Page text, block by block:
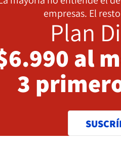
empresas. El
Plan
al
3